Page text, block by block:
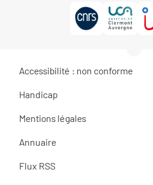
Accessibilité : non conforme
Handicap
Mentions légales
Annuaire
Flux RSS